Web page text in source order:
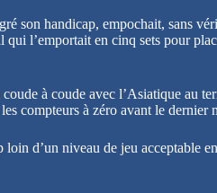
son handicap, empochait, sans
l’emportait en cinq sets pour
à coude avec l’Asiatique au
compteurs à zéro avant le dernier
d’un niveau de jeu acceptable